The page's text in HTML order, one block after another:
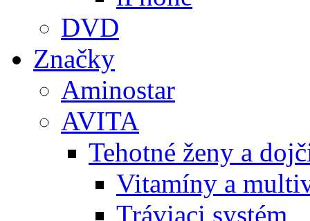
DVD
Značky
Aminostar
AVITA
Tehotné ženy a
Vitamíny a
Tráviaci systém